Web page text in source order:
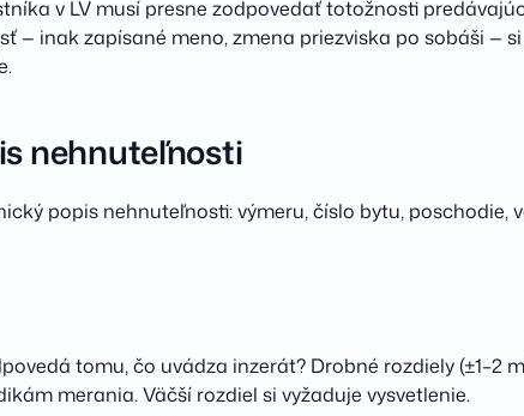
v LV musí presne zodpovedať totožnosti
— inak zapísané meno, zmena priezviska po sobáši —
nehnuteľnosti
popis nehnuteľnosti: výmeru, číslo bytu, poschodie,
tomu, čo uvádza inzerát? Drobné rozdiely (±1–2
merania. Väčší rozdiel si vyžaduje vysvetlenie.